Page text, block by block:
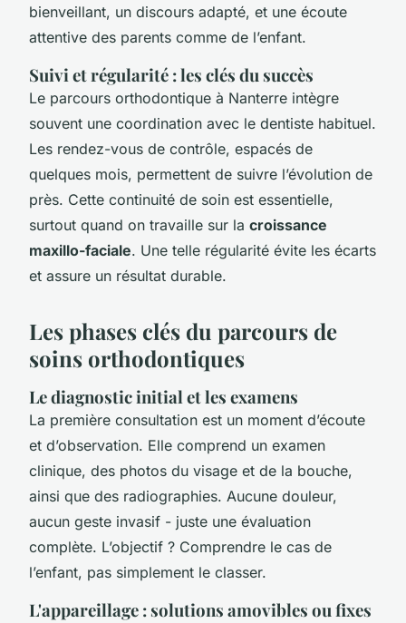
bienveillant, un discours adapté, et une écoute
attentive des parents comme de l’enfant.
Suivi et régularité : les clés du succès
Le parcours orthodontique à Nanterre intègre
souvent une coordination avec le dentiste habituel.
Les rendez-vous de contrôle, espacés de
quelques mois, permettent de suivre l’évolution de
près. Cette continuité de soin est essentielle,
surtout quand on travaille sur la croissance
maxillo-faciale. Une telle régularité évite les écarts
et assure un résultat durable.
Les phases clés du parcours de
soins orthodontiques
Le diagnostic initial et les examens
La première consultation est un moment d’écoute
et d’observation. Elle comprend un examen
clinique, des photos du visage et de la bouche,
ainsi que des radiographies. Aucune douleur,
aucun geste invasif - juste une évaluation
complète. L’objectif ? Comprendre le cas de
l’enfant, pas simplement le classer.
L'appareillage : solutions amovibles ou fixes